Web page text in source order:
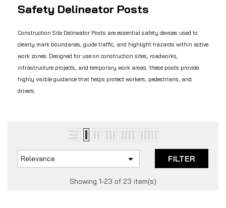
Safety Delineator Posts
Construction Site Delineator Posts are essential safety devices used to
clearly mark boundaries, guide traffic, and highlight hazards within active
work zones. Designed for use on construction sites, roadworks,
infrastructure projects, and temporary work areas, these posts provide
highly visible guidance that helps protect workers, pedestrians, and
drivers.
Relevance  FILTER
Showing 1-23 of 23 item(s)